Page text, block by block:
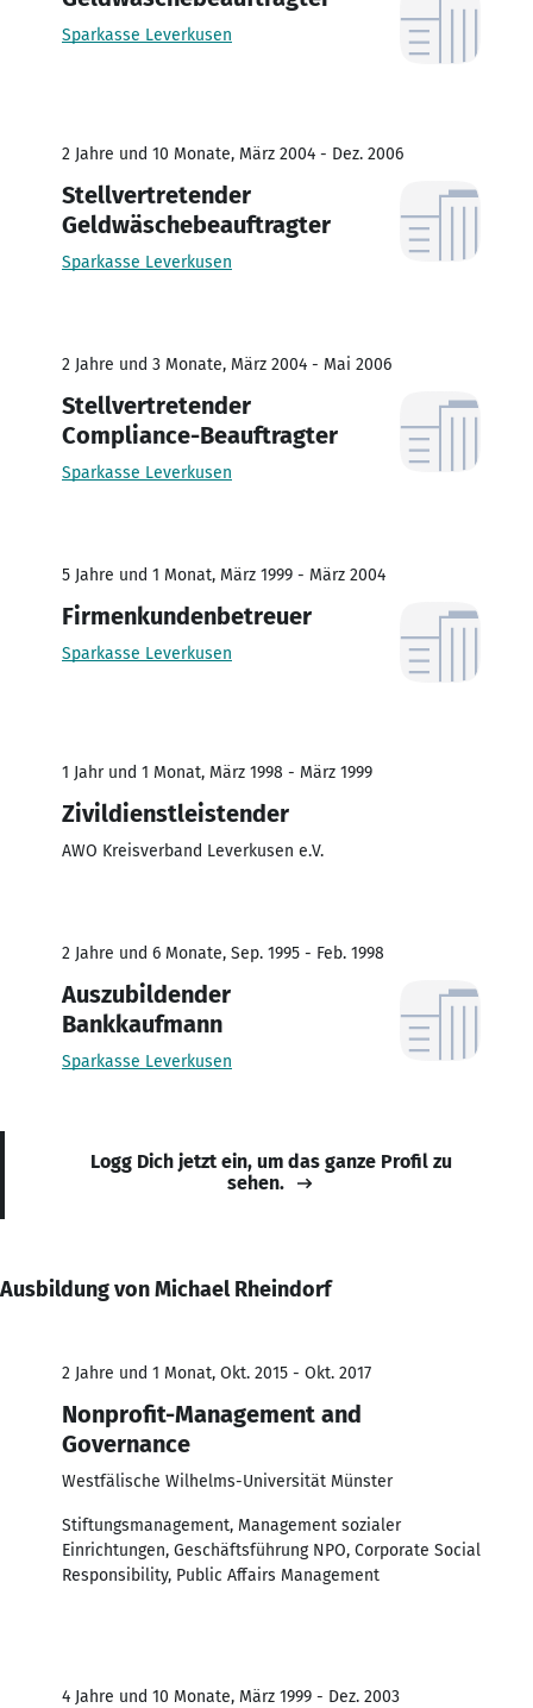
Sparkasse Leverkusen
2 Jahre und 10 Monate, März 2004 - Dez. 2006
Stellvertretender
Geldwäschebeauftragter
Sparkasse Leverkusen
2 Jahre und 3 Monate, März 2004 - Mai 2006
Stellvertretender
Compliance-Beauftragter
Sparkasse Leverkusen
5 Jahre und 1 Monat, März 1999 - März 2004
Firmenkundenbetreuer
Sparkasse Leverkusen
1 Jahr und 1 Monat, März 1998 - März 1999
Zivildienstleistender
AWO Kreisverband Leverkusen e.V.
2 Jahre und 6 Monate, Sep. 1995 - Feb. 1998
Auszubildender
Bankkaufmann
Sparkasse Leverkusen
Logg Dich jetzt ein, um das ganze Profil zu
sehen.
Ausbildung von Michael Rheindorf
2 Jahre und 1 Monat, Okt. 2015 - Okt. 2017
Nonprofit-Management and
Governance
Westfälische Wilhelms-Universität Münster
Stiftungsmanagement, Management sozialer
Einrichtungen, Geschäftsführung NPO, Corporate Social
Responsibility, Public Affairs Management
4 Jahre und 10 Monate, März 1999 - Dez. 2003